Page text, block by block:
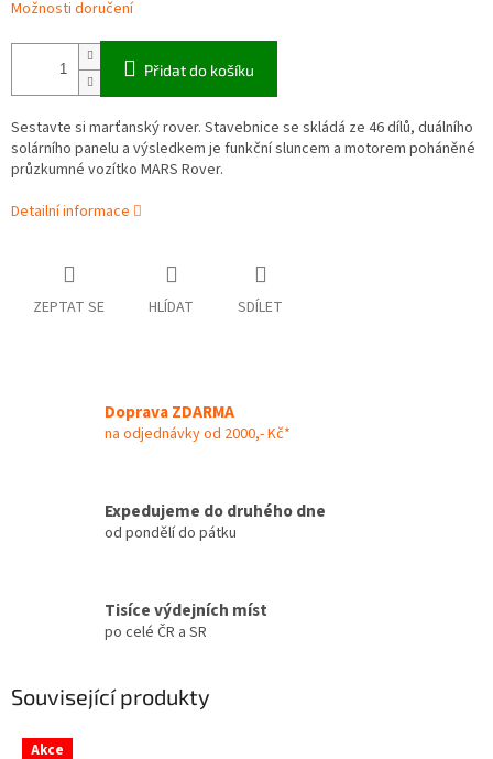
Možnosti doručení
Přidat do košíku
Sestavte si marťanský rover. Stavebnice se skládá ze 46 dílů, duálního
solárního panelu a výsledkem je funkční sluncem a motorem poháněné
průzkumné vozítko MARS Rover.
Detailní informace
ZEPTAT SE HLÍDAT SDÍLET
Doprava ZDARMA
na odjednávky od 2000,- Kč*
Expedujeme do druhého dne
od pondělí do pátku
Tisíce výdejních míst
po celé ČR a SR
Související produkty
Akce